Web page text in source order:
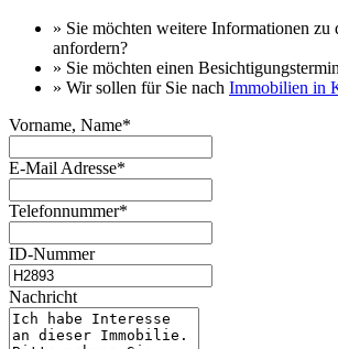
» Sie möchten weitere Informationen zu
anfordern?
» Sie möchten einen Besichtigungstermin
» Wir sollen für Sie nach Immobilien in
Vorname, Name*
E-Mail Adresse*
Telefonnummer*
ID-Nummer
Nachricht